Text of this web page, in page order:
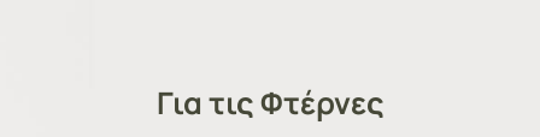
Για τις Φτέρνες